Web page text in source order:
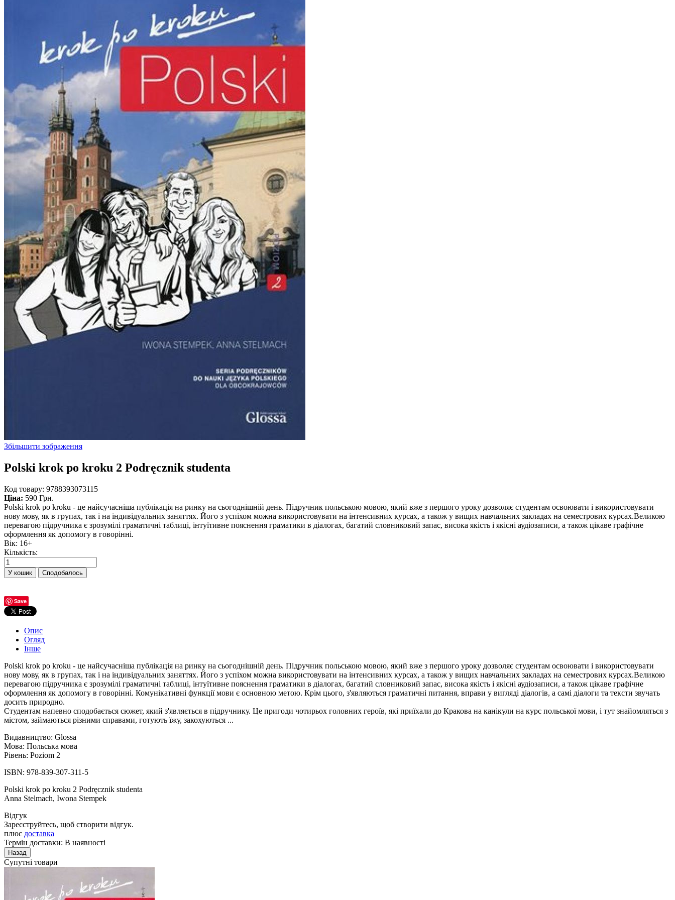
Збільшити зображення
Polski krok po kroku 2 Podręcznik studenta
Код товару: 9788393073115
Ціна: 590 Грн.
Polski krok po kroku - це найсучасніша публікація на ринку на сьогоднішній день. Підручник польською мовою, який вже з першого уроку дозволяє студентам освоювати і використовувати
нову мову, як в групах, так і на індивідуальних заняттях. Його з успіхом можна використовувати на інтенсивних курсах, а також у вищих навчальних закладах на семестрових курсах.Великою
перевагою підручника є зрозумілі граматичні таблиці, інтуїтивне пояснення граматики в діалогах, багатий словниковий запас, висока якість і якісні аудіозаписи, а також цікаве графічне
оформлення як допомогу в говорінні.
Вік: 16+
Кількість:
Сподобалось
Save
Опис
Огляд
Інше
Polski krok po kroku - це найсучасніша публікація на ринку на сьогоднішній день. Підручник польською мовою, який вже з першого уроку дозволяє студентам освоювати і використовувати
нову мову, як в групах, так і на індивідуальних заняттях. Його з успіхом можна використовувати на інтенсивних курсах, а також у вищих навчальних закладах на семестрових курсах.Великою
перевагою підручника є зрозумілі граматичні таблиці, інтуїтивне пояснення граматики в діалогах, багатий словниковий запас, висока якість і якісні аудіозаписи, а також цікаве графічне
оформлення як допомогу в говорінні. Комунікативні функції мови є основною метою. Крім цього, з'являються граматичні питання, вправи у вигляді діалогів, а самі діалоги та тексти звучать
досить природно.
Студентам напевно сподобається сюжет, який з'являється в підручнику. Це пригоди чотирьох головних героїв, які приїхали до Кракова на канікули на курс польської мови, і тут знайомляться з
містом, займаються різними справами, готують їжу, закохуються ...
Видавництво: Glossa
Мова: Польська мова
Рівень: Poziom 2
ISBN: 978-839-307-311-5
Polski krok po kroku 2 Podręcznik studenta
Anna Stelmach, Iwona Stempek
Відгук
Зареєструйтесь, щоб створити відгук.
плюс доставка
Термін доставки: В наявності
Супутні товари